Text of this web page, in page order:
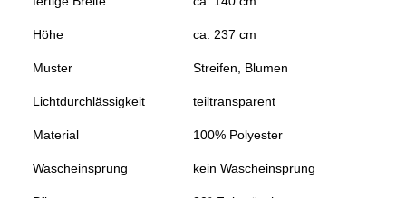
Höhe ca. 237 cm
Muster Streifen, Blumen
Lichtdurchlässigkeit teiltransparent
Material 100% Polyester
Wascheinsprung kein Wascheinsprung